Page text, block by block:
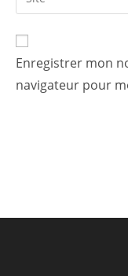
Enregistrer mon
navigateur pour